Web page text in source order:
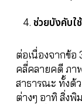
ช่วยบังคับใ
ต่อเนื่องจากข้อ
คลี่คลายคดี ภา
สาธารณะ ทั้งด้
ต่างๆ อาทิ สิ่งพิ